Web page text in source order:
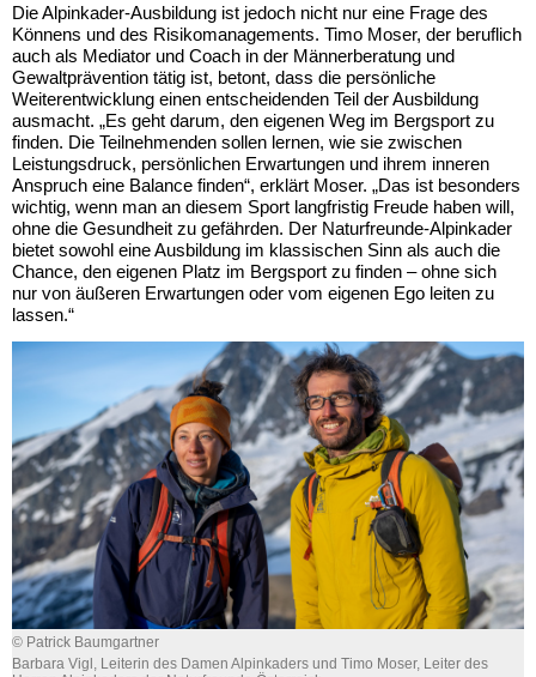
Die Alpinkader-Ausbildung ist jedoch nicht nur eine Frage des
Könnens und des Risikomanagements. Timo Moser, der beruflich
auch als Mediator und Coach in der Männerberatung und
Gewaltprävention tätig ist, betont, dass die persönliche
Weiterentwicklung einen entscheidenden Teil der Ausbildung
ausmacht. „Es geht darum, den eigenen Weg im Bergsport zu
finden. Die Teilnehmenden sollen lernen, wie sie zwischen
Leistungsdruck, persönlichen Erwartungen und ihrem inneren
Anspruch eine Balance finden“, erklärt Moser. „Das ist besonders
wichtig, wenn man an diesem Sport langfristig Freude haben will,
ohne die Gesundheit zu gefährden. Der Naturfreunde-Alpinkader
bietet sowohl eine Ausbildung im klassischen Sinn als auch die
Chance, den eigenen Platz im Bergsport zu finden – ohne sich
nur von äußeren Erwartungen oder vom eigenen Ego leiten zu
lassen.“
© Patrick Baumgartner
Barbara Vigl, Leiterin des Damen Alpinkaders und Timo Moser, Leiter des